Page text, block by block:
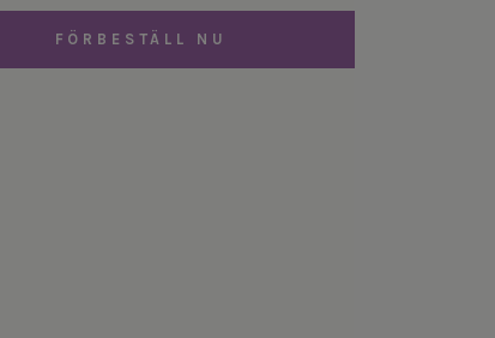
FÖRBESTÄLL NU